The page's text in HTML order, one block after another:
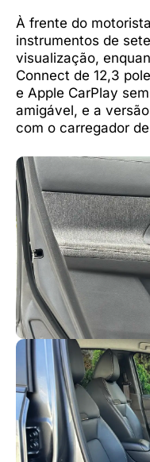
À frente do
instrumentos de
visualização,
Connect de 12,3
e Apple CarPlay
amigável, e a
com o carregador